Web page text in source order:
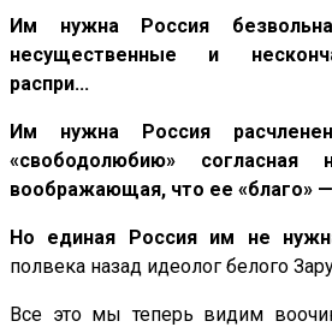
Им нужна Россия
несущественные и
распри...
Им нужна Россия
«свободолюбию» согласная
воображающая, что ее «благо»
Но единая Россия им не
полвека назад идеолог белого
Все это мы теперь видим